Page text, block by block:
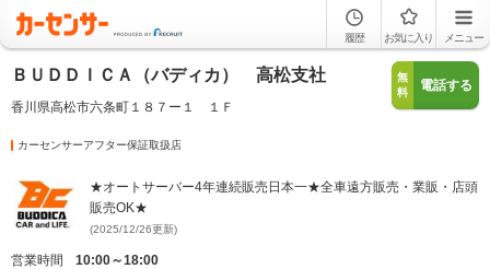
履歴 お気に入り メニュー
ＢＵＤＤＩＣＡ（バディカ） 高松支社
香川県高松市六条町１８７ー１ １Ｆ
無
料
電話する
カーセンサーアフター保証取扱店
★オートサーバー4年連続販売日本一★全車遠方販売・業販・店頭
販売OK★
(2025/12/26更新)
営業時間
10:00～18:00